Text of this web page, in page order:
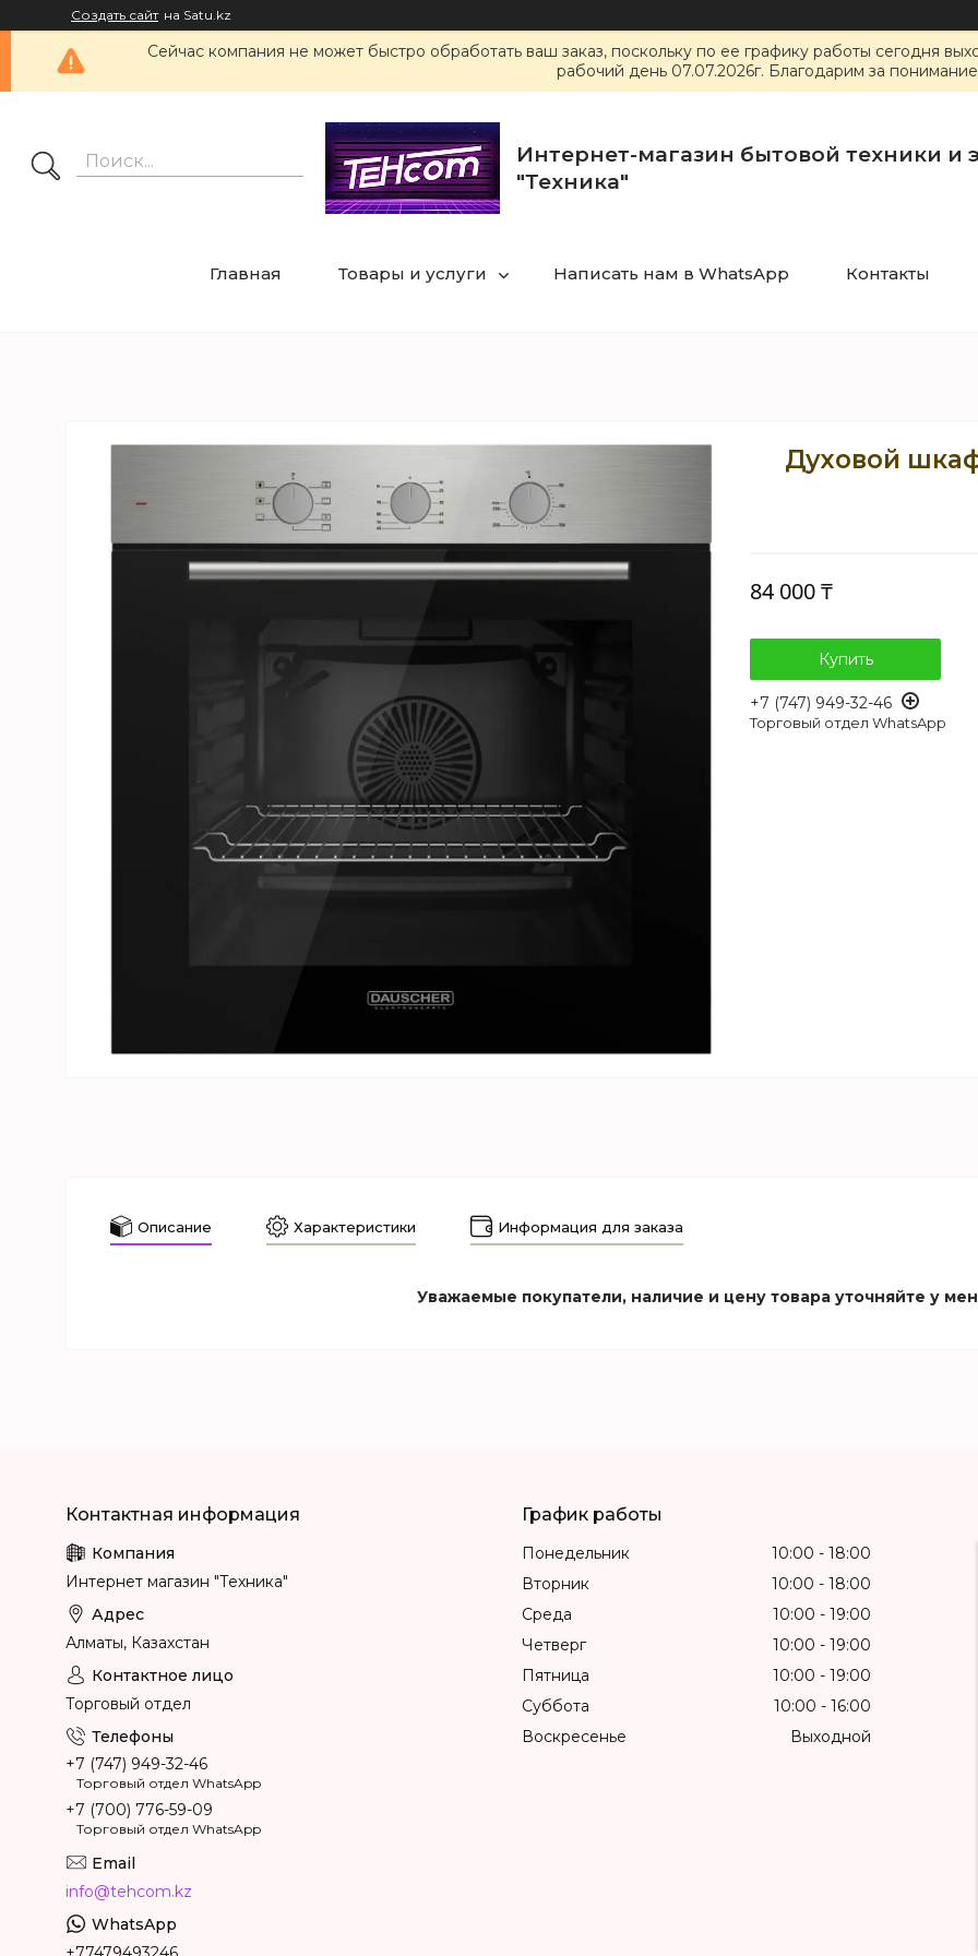
Создать сайт на Satu.kz
Сейчас компания не может быстро обработать ваш заказ, поскольку по ее графику работы сегодня
рабочий день 07.07.2026г. Благодарим за
Интернет-магазин бытовой техники и
"Техника"
Главная Товары и услуги Написать нам в WhatsApp Контакты
Духовой
84 000 ₸
Купить
+7 (747) 949-32-46
Торговый отдел WhatsApp
Описание Характеристики Информация для заказа
Уважаемые покупатели, наличие и цену товара уточняйте у
Интернет магазин "Техника"
Алматы, Казахстан
Торговый отдел
+7 (747) 949-32-46
Торговый отдел WhatsApp
+7 (700) 776-59-09
Торговый отдел WhatsApp
info@tehcom.kz
График работы
Понедельник 10:00
18:00
Вторник
10:00
18:00
Среда
10:00
19:00
Четверг
10:00
19:00
Пятница
10:00
19:00
Суббота
10:00
16:00
Воскресенье
Выходной